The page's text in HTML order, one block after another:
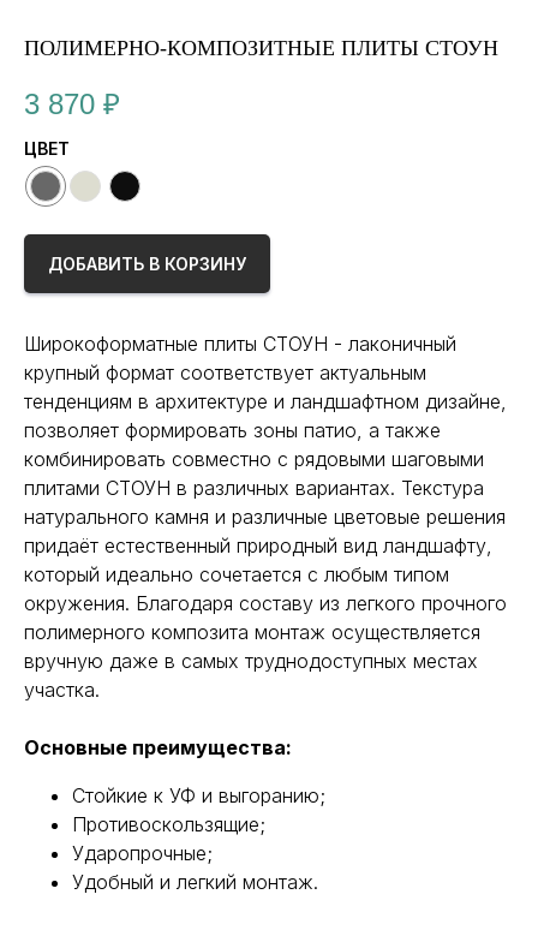
ПОЛИМЕРНО-КОМПОЗИТНЫЕ ПЛИТЫ СТОУН
3 870 ₽
ЦВЕТ
ДОБАВИТЬ В КОРЗИНУ
Широкоформатные плиты СТОУН - лаконичный
крупный формат соответствует актуальным
тенденциям в архитектуре и ландшафтном дизайне,
позволяет формировать зоны патио, а также
комбинировать совместно с рядовыми шаговыми
плитами СТОУН в различных вариантах. Текстура
натурального камня и различные цветовые решения
придаёт естественный природный вид ландшафту,
который идеально сочетается с любым типом
окружения. Благодаря составу из легкого прочного
полимерного композита монтаж осуществляется
вручную даже в самых труднодоступных местах
участка.
Основные преимущества:
Стойкие к УФ и выгоранию;
Противоскользящие;
Ударопрочные;
Удобный и легкий монтаж.